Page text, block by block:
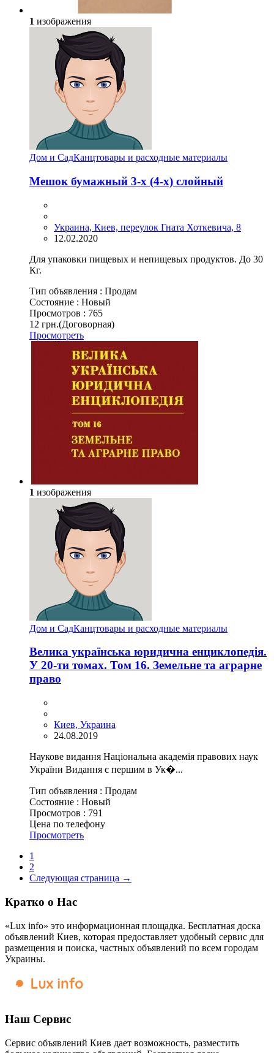
1 изображения
Дом и СадКанцтовары и расходные материалы
Мешок бумажный 3-х (4-х) слойный
Украина, Киев, переулок Гната Хоткевича, 8
12.02.2020
Для упаковки пищевых и непищевых продуктов. До 30
Кг.
Тип объявления : Продам
Состояние : Новый
Просмотров : 765
12 грн.(Договорная)
Просмотреть
1 изображения
Дом и СадКанцтовары и расходные материалы
Велика українська юридична енциклопедія.
У 20-ти томах. Том 16. Земельне та аграрне
право
Киев, Украина
24.08.2019
Наукове видання Національна академія правових наук
України Видання є першим в Ук�...
Тип объявления : Продам
Состояние : Новый
Просмотров : 791
Цена по телефону
Просмотреть
1
2
Следующая страница →
Кратко о Нас
«Lux info» это информационная площадка. Бесплатная доска
объявлений Киев, которая предоставляет удобный сервис для
размещения и поиска, частных объявлений по всем городам
Украины.
Наш Сервис
Сервис объявлений Киев дает возможность, разместить